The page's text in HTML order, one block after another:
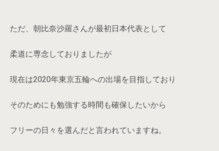
ただ、朝比奈沙羅さんが最初日本代表として
柔道に専念しておりましたが
現在は2020年東京五輪への出場を目指しており
そのためにも勉強する時間も確保したいから
フリーの日々を選んだと言われていますね。